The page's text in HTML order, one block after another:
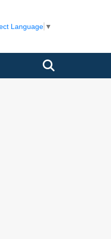
Language ▼